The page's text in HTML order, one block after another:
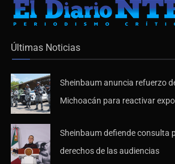
Últimas Noticias
Sheinbaum anuncia refuerzo
Michoacán para reactivar
Sheinbaum defiende consulta
derechos de las audiencias